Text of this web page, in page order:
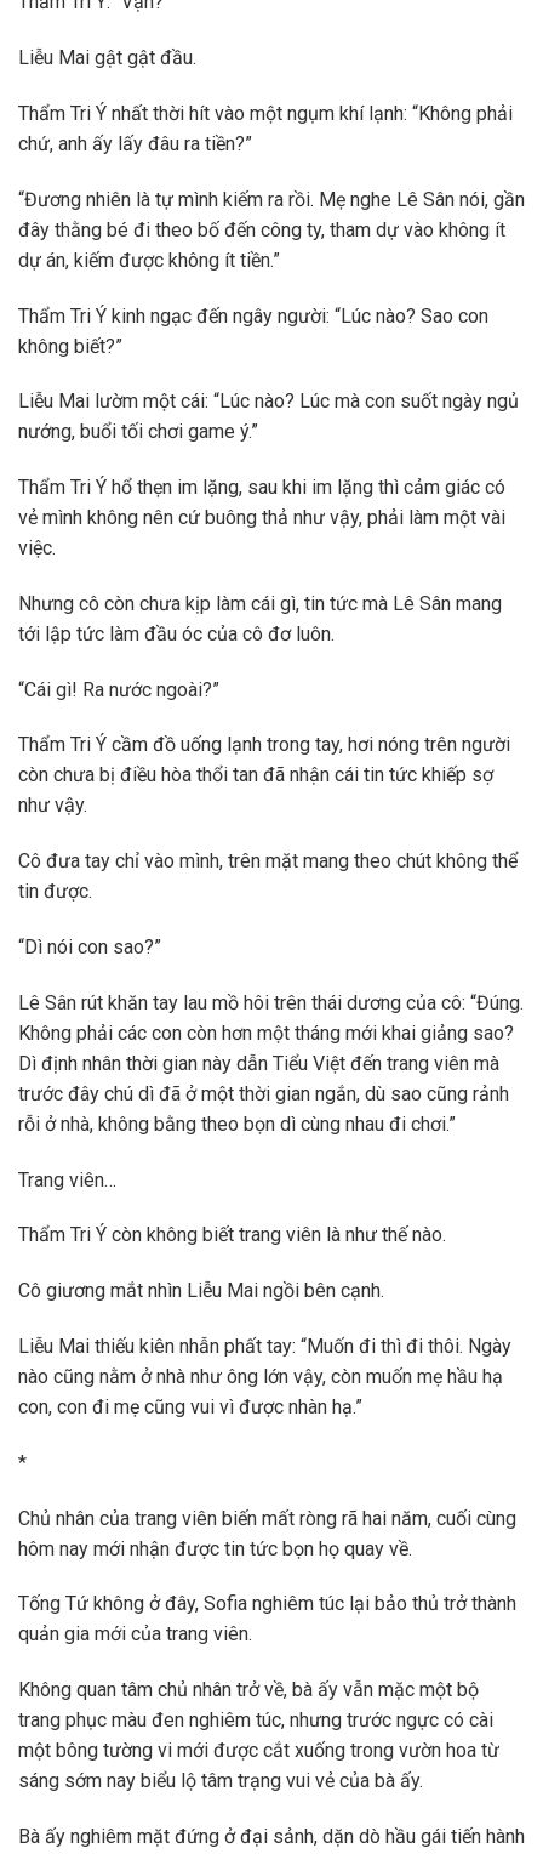
Liễu Mai gật gật đầu.
Thẩm Tri Ý nhất thời hít vào một ngụm khí lạnh: “Không phải
chứ, anh ấy lấy đâu ra tiền?”
“Đương nhiên là tự mình kiếm ra rồi. Mẹ nghe Lê Sân nói, gần
đây thằng bé đi theo bố đến công ty, tham dự vào không ít
dự án, kiếm được không ít tiền.”
Thẩm Tri Ý kinh ngạc đến ngây người: “Lúc nào? Sao con
không biết?”
Liễu Mai lườm một cái: “Lúc nào? Lúc mà con suốt ngày ngủ
nướng, buổi tối chơi game ý.”
Thẩm Tri Ý hổ thẹn im lặng, sau khi im lặng thì cảm giác có
vẻ mình không nên cứ buông thả như vậy, phải làm một vài
việc.
Nhưng cô còn chưa kịp làm cái gì, tin tức mà Lê Sân mang
tới lập tức làm đầu óc của cô đơ luôn.
“Cái gì! Ra nước ngoài?”
Thẩm Tri Ý cầm đồ uống lạnh trong tay, hơi nóng trên người
còn chưa bị điều hòa thổi tan đã nhận cái tin tức khiếp sợ
như vậy.
Cô đưa tay chỉ vào mình, trên mặt mang theo chút không thể
tin được.
“Dì nói con sao?”
Lê Sân rút khăn tay lau mồ hôi trên thái dương của cô: “Đúng.
Không phải các con còn hơn một tháng mới khai giảng sao?
Dì định nhân thời gian này dẫn Tiểu Việt đến trang viên mà
trước đây chú dì đã ở một thời gian ngắn, dù sao cũng rảnh
rỗi ở nhà, không bằng theo bọn dì cùng nhau đi chơi.”
Trang viên…
Thẩm Tri Ý còn không biết trang viên là như thế nào.
Cô giương mắt nhìn Liễu Mai ngồi bên cạnh.
Liễu Mai thiếu kiên nhẫn phất tay: “Muốn đi thì đi thôi. Ngày
nào cũng nằm ở nhà như ông lớn vậy, còn muốn mẹ hầu hạ
con, con đi mẹ cũng vui vì được nhàn hạ.”
*
Chủ nhân của trang viên biến mất ròng rã hai năm, cuối cùng
hôm nay mới nhận được tin tức bọn họ quay về.
Tống Tứ không ở đây, Sofia nghiêm túc lại bảo thủ trở thành
quản gia mới của trang viên.
Không quan tâm chủ nhân trở về, bà ấy vẫn mặc một bộ
trang phục màu đen nghiêm túc, nhưng trước ngực có cài
một bông tường vi mới được cắt xuống trong vườn hoa từ
sáng sớm nay biểu lộ tâm trạng vui vẻ của bà ấy.
Bà ấy nghiêm mặt đứng ở đại sảnh, dặn dò hầu gái tiến hành